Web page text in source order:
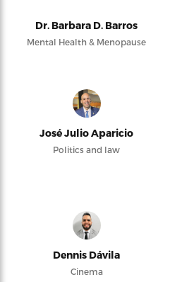
Dr. Barbara D. Barros
Mental Health & Menopause
José Julio Aparicio
Politics and law
Dennis Dávila
Cinema